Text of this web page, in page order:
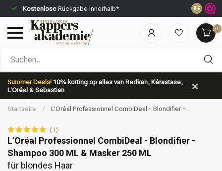
Kostenlose Rückgabe innerhalb* Vor 23:59
8.9
0
Summer Deals! 10% korting op alles van Redken, Kérastase,
L’Oréal & Sebastian
Nach welcher Kategorie suchst du?
Marken Haarpflege
Startseite /
L’Oréal Professionnel CombiDeal - Blondifier -
(1)
L’Oréal Professionnel CombiDeal - Blondifier -
Shampoo 300 ML & Masker 250 ML
für blondes Haar